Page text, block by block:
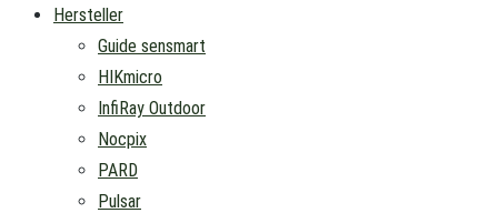
Hersteller
Guide sensmart
HIKmicro
InfiRay Outdoor
Nocpix
PARD
Pulsar